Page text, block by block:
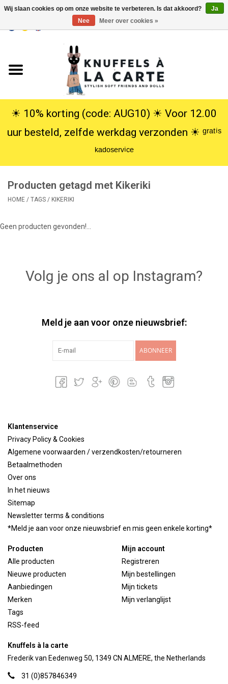
USD
Knuffels
Poppen
SALE
Merken
☀︎ 10% korting (code: AUG10) ☀︎ Voor 12.00
uur besteld, zelfde werkdag verzonden ☀︎ ᵍʳᵃᵗⁱˢ
ᵏᵃᵈᵒˢᵉʳᵛⁱᶜᵉ
Producten getagd met Kikeriki
HOME / TAGS / KIKERIKI
Geen producten gevonden!...
Volg je ons al op Instagram?
Meld je aan voor onze nieuwsbrief:
ABONNEER
Klantenservice
Privacy Policy & Cookies
Algemene voorwaarden / verzendkosten/retourneren
Betaalmethoden
Over ons
In het nieuws
Sitemap
Newsletter terms & conditions
*Meld je aan voor onze nieuwsbrief en mis geen enkele korting*
Producten
Alle producten
Nieuwe producten
Aanbiedingen
Merken
Tags
RSS-feed
Mijn account
Registreren
Mijn bestellingen
Mijn tickets
Mijn verlanglijst
Knuffels à la carte
Frederik van Eedenweg 50, 1349 CN ALMERE, the Netherlands
31 (0)857846349
Wij slaan cookies op om onze website te verbeteren. Is dat akkoord?
Ja
Nee
Meer over cookies »